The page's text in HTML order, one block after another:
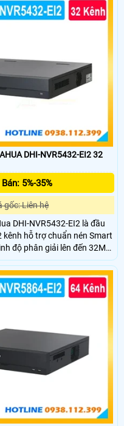
hệ thống an ninh quy mô
DHI-NVR5432-EI2 32
5%-35%
gốc: Liên hệ
DHI-NVR5432-EI2 là đầu
kênh hỗ trợ chuẩn nén Smart
độ phân giải lên đến 32MP
Hỗ trợ 4 ổ cứng dung lượng
hợp nhiều công nghệ AI như
diện biển số xe và phân